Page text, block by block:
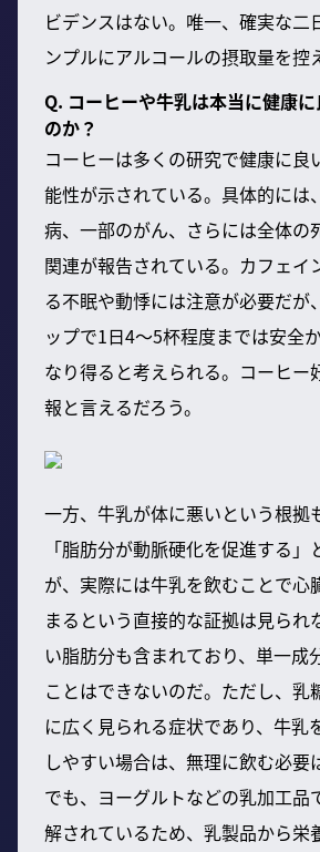
ビデンスはない。唯一、確実な二
ンプルにアルコールの摂取量を控
Q. コーヒーや牛乳は本当に健康
のか？
コーヒーは多くの研究で健康に良
能性が示されている。具体的には
病、一部のがん、さらには全体の
関連が報告されている。カフェイ
る不眠や動悸には注意が必要だが
ップで1日4～5杯程度までは安全
なり得ると考えられる。コーヒー
報と言えるだろう。
一方、牛乳が体に悪いという根拠
「脂肪分が動脈硬化を促進する
が、実際には牛乳を飲むことで心
まるという直接的な証拠は見られ
い脂肪分も含まれており、単一成
ことはできないのだ。ただし、乳
に広く見られる症状であり、牛乳
しやすい場合は、無理に飲む必要
でも、ヨーグルトなどの乳加工品
解されているため、乳製品から栄